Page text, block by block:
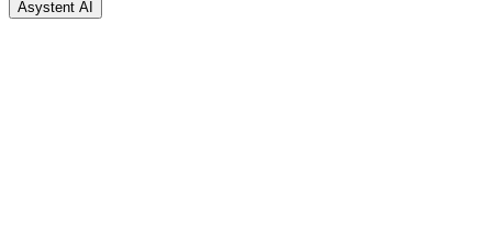
Asystent AI